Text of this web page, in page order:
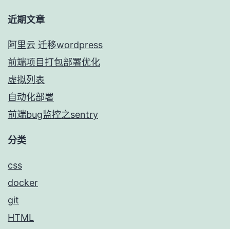
近期文章
阿里云 迁移wordpress
前端项目打包部署优化
虚拟列表
自动化部署
前端bug监控之sentry
分类
css
docker
git
HTML